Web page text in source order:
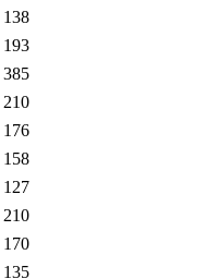
138
193
385
210
176
158
127
210
170
135